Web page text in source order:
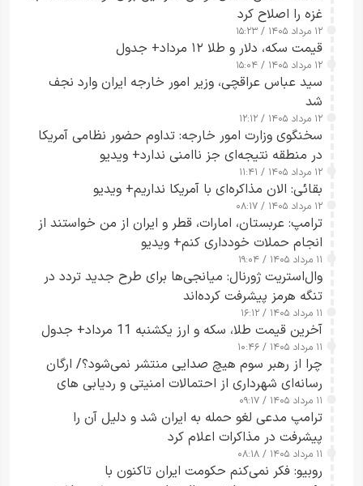
غزه را اصلاح کرد
۱۲ مرداد ۱۴۰۵ / ۱۵:۲۳
قیمت سکه، دلار و طلا ۱۲ مرداد+ جدول
۱۲ مرداد ۱۴۰۵ / ۱۵:۰۴
سید عباس عراقچی، وزیر امور خارجه ایران وارد نجف
شد
۱۲ مرداد ۱۴۰۵ / ۱۲:۱۲
سخنگوی وزارت امور خارجه: تداوم حضور نظامی آمریکا
در منطقه نتیجه‌ای جز ناامنی ندارد+ ویدیو
۱۲ مرداد ۱۴۰۵ / ۱۱:۴۱
بقائی: الان مذاکره‌ای با آمریکا نداریم+ ویدیو
۱۲ مرداد ۱۴۰۵ / ۰۸:۱۷
ترامپ: عربستان، امارات، قطر و ایران از من خواستند از
انجام حملات خودداری کنم+ ویدیو
۱۱ مرداد ۱۴۰۵ / ۱۹:۰۴
وال‌استریت ژورنال: میانجی‌ها برای طرح جدید تردد در
تنگه هرمز پیشرفت کرده‌اند
۱۱ مرداد ۱۴۰۵ / ۱۶:۱۲
آخرین قیمت طلا، سکه و ارز یکشنبه 11 مرداد+ جدول
۱۱ مرداد ۱۴۰۵ / ۱۰:۴۶
چرا از رهبر سوم هیچ صدایی منتشر نمی‌شود؟/ ارگان
رسانه‌ای شهرداری از احتمالات امنیتی و ردیابی های
جاسوسی گفت
۱۱ مرداد ۱۴۰۵ / ۰۹:۱۷
ترامپ مدعی لغو حمله به ایران شد و دلیل آن را
پیشرفت در مذاکرات اعلام کرد
۱۱ مرداد ۱۴۰۵ / ۰۸:۱۸
روبیو: فکر نمی‌کنم حکومت ایران تاکنون با